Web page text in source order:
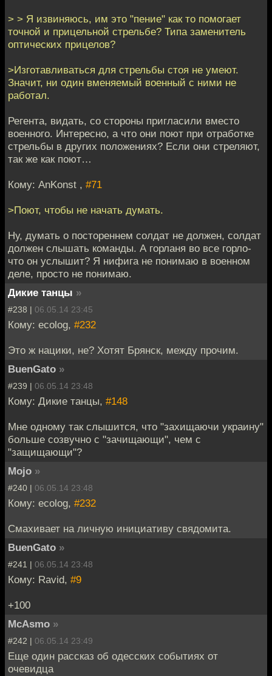
> > Я извиняюсь, им это "пение" как то помогает
точной и прицельной стрельбе? Типа заменитель
оптических прицелов?
>Изготавливаться для стрельбы стоя не умеют.
Значит, ни один вменяемый военный с ними не
работал.
Регента, видать, со стороны пригласили вместо
военного. Интересно, а что они поют при отработке
стрельбы в других положениях? Если они стреляют,
так же как поют…
Кому: AnKonst , #71
>Поют, чтобы не начать думать.
Ну, думать о постореннем солдат не должен, солдат
должен слышать команды. А горланя во все горло-
что он услышит? Я нифига не понимаю в военном
деле, просто не понимаю.
Дикие танцы »
#238 | 06.05.14 23:45
Кому: ecolog, #232
Это ж нацики, не? Хотят Брянск, между прочим.
BuenGato »
#239 | 06.05.14 23:48
Кому: Дикие танцы, #148
Мне одному так слышится, что "захищаючи украину"
больше созвучно с "зачищающи", чем с
"защищающи"?
Mojo »
#240 | 06.05.14 23:48
Кому: ecolog, #232
Смахивает на личную инициативу свядомита.
BuenGato »
#241 | 06.05.14 23:48
Кому: Ravid, #9
+100
McAsmo »
#242 | 06.05.14 23:49
Еще один рассказ об одесских событиях от
очевидца